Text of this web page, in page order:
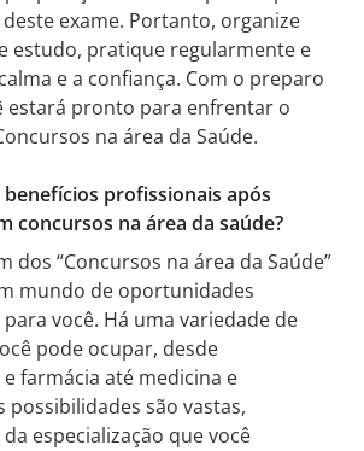
exame. Portanto, organize
estudo, pratique regularmente e
e a confiança. Com o preparo
estará pronto para enfrentar o
na área da Saúde.
benefícios profissionais após
concursos na área da saúde?
dos “Concursos na área da Saúde”
mundo de oportunidades
você. Há uma variedade de
pode ocupar, desde
farmácia até medicina e
possibilidades são vastas,
especialização que você